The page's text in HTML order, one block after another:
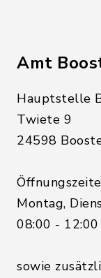
Amt
Hauptstelle
Twiete 9
24598
Montag,
08:00 -
sowie